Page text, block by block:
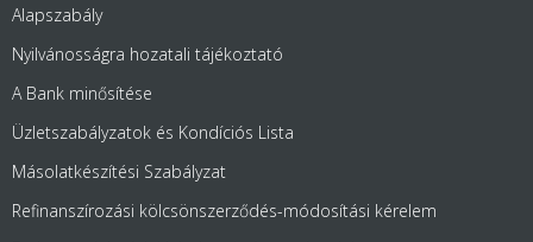
Alapszabály
Nyilvánosságra hozatali tájékoztató
A Bank minősítése
Üzletszabályzatok és Kondíciós Lista
Másolatkészítési Szabályzat
Refinanszírozási kölcsönszerződés-módosítási kérelem